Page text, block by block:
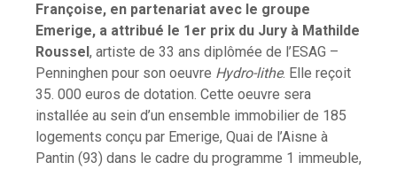
Françoise, en partenariat avec le groupe
Emerige, a attribué le 1er prix du Jury à Mathilde
Roussel, artiste de 33 ans diplômée de l’ESAG –
Penninghen pour son oeuvre Hydro-lithe. Elle reçoit
35. 000 euros de dotation. Cette oeuvre sera
installée au sein d’un ensemble immobilier de 185
logements conçu par Emerige, Quai de l’Aisne à
Pantin (93) dans le cadre du programme 1 immeuble,